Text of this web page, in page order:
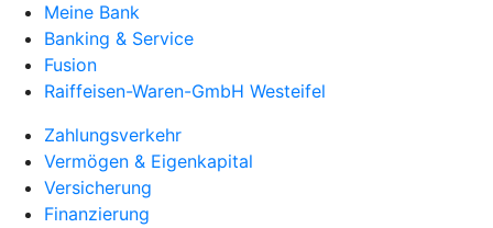
Meine Bank
Banking & Service
Fusion
Raiffeisen-Waren-GmbH Westeifel
Zahlungsverkehr
Vermögen & Eigenkapital
Versicherung
Finanzierung